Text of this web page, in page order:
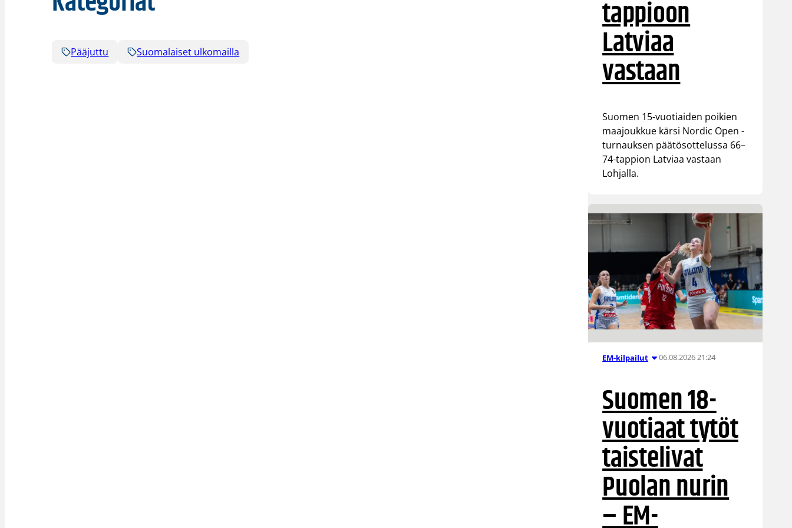
Pääjuttu Suomalaiset ulkomailla
tappioon
Latviaa
vastaan
Suomen 15-vuotiaiden poikien
maajoukkue kärsi Nordic Open -
turnauksen päätösottelussa 66–
74-tappion Latviaa vastaan
Lohjalla.
EM-kilpailut 06.08.2026 21:24
Suomen 18-
vuotiaat tytöt
taistelivat
Puolan nurin
– EM-